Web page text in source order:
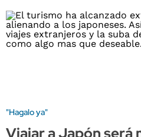
"Hagalo ya"
Viajar a Japón será